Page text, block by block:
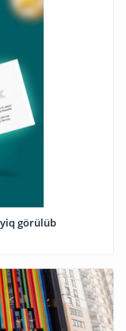
görülüb